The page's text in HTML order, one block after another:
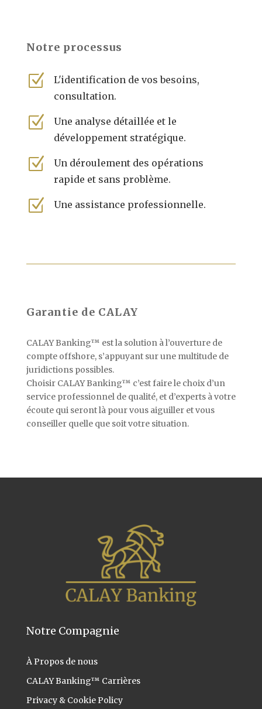
Notre processus
Z
L'identification de vos besoins,
consultation.
Z
Une analyse détaillée et le
développement stratégique.
Z
Un déroulement des opérations
rapide et sans problème.
Z Une assistance professionnelle.
Garantie de CALAY
CALAY Banking™ est la solution à l’ouverture de
compte offshore, s’appuyant sur une multitude de
juridictions possibles.
Choisir CALAY Banking™ c’est faire le choix d’un
service professionnel de qualité, et d’experts à votre
écoute qui seront là pour vous aiguiller et vous
conseiller quelle que soit votre situation.
Notre Compagnie
À Propos de nous
CALAY Banking™ Carrières
Privacy & Cookie Policy